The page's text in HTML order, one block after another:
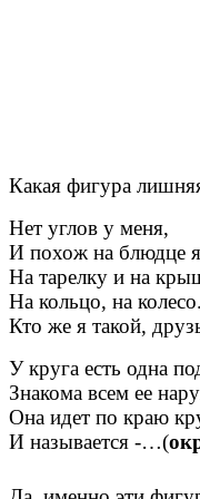
Какая фигура
Нет углов у меня,
И похож на блюдце
На тарелку и на
На кольцо, на колесо.
Кто же я такой,
У круга есть одна
Знакома всем ее
Она идет по краю
И называется -…(